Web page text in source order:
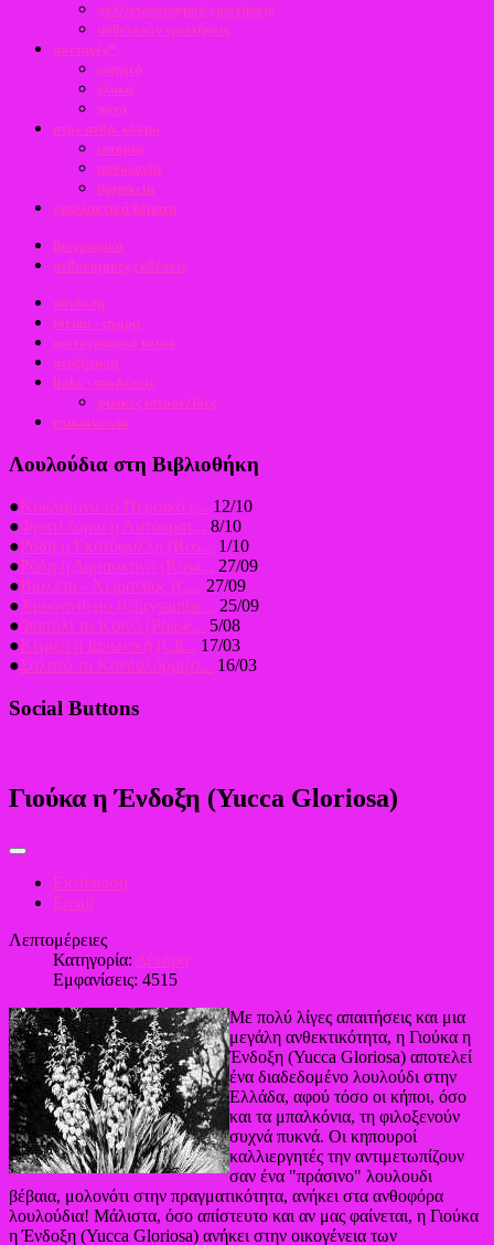
πολλαπλασιασμού ερωτήσεις
ασθενειών ερωτήσεις
συνταγές*
φαγητά
γλυκά
ποτά
στον ανθρ. κόσμο
ιστορία
μυθολογία
θρησκεία
εναλλακτικά θέματα
βιογραφικό
ανθοκομικές εκθέσεις
σύνδεση
forum - αγορά
φωτογραφικό υλικό
αναζήτηση
links - συνδέσεις
φιλικές ιστοσελίδες
επικοινωνία
Λουλούδια στη Βιβλιοθήκη
●Κυκλάμινο το Περσικό (... 12/10
●Φριτιλλάρια η Αυτοκρατ... 8/10
●Ρόδη η Εκατόφυλλη (Ros... 1/10
●Ρόδη η Δαμασκηνή (Rosa... 27/09
●Βιολέτα - Χείρανθος (C... 27/09
●Χρυσάνθεμο (Chrysanthe... 25/09
●Φασόλι το Κοινό (Phase... 5/08
●Κιτρέα η Ιαπωνική (Cit... 17/03
●Σολανό το Κονδυλόρριζο... 16/03
Social Buttons
Γιούκα η Ένδοξη (Yucca Gloriosa)
Εκτύπωση
Email
Λεπτομέρειες
Κατηγορία: Δένδρα
Εμφανίσεις: 4515
Με πολύ λίγες απαιτήσεις και μια
μεγάλη ανθεκτικότητα, η Γιούκα η
Ένδοξη (Yucca Gloriosa) αποτελεί
ένα διαδεδομένο λουλούδι στην
Ελλάδα, αφού τόσο οι κήποι, όσο
και τα μπαλκόνια, τη φιλοξενούν
συχνά πυκνά. Οι κηπουροί
καλλιεργητές την αντιμετωπίζουν
σαν ένα "πράσινο" λουλουδι
βέβαια, μολονότι στην πραγματικότητα, ανήκει στα ανθοφόρα
λουλούδια! Μάλιστα, όσο απίστευτο και αν μας φαίνεται, η Γιούκα
η Ένδοξη (Yucca Gloriosa) ανήκει στην οικογένεια των